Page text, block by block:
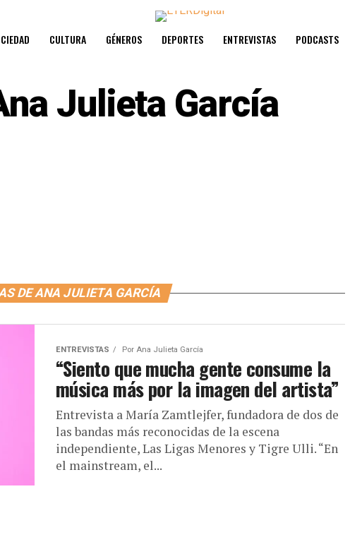
CULTURA GÉNEROS DEPORTES ENTREVISTAS PODCASTS
Julieta García
DE ANA JULIETA GARCÍA
ENTREVISTAS Por Ana Julieta García
“Siento que mucha gente consume la
música más por la imagen del artista”
Entrevista a María Zamtlejfer, fundadora de dos de
las bandas más reconocidas de la escena
independiente, Las Ligas Menores y Tigre Ulli. “En
el mainstream, el...